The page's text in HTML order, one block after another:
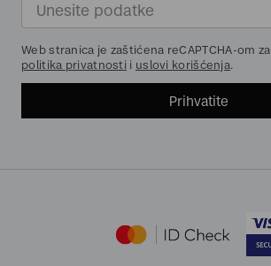
Web stranica je zaštićena reCAPTCHA-om
politika privatnosti i uslovi korišćenja.
Prihvatite